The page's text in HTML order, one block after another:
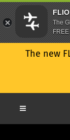
The new
FLIO
The